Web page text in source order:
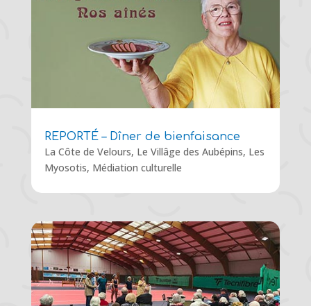
REPORTÉ – Dîner de bienfaisance
La Côte de Velours, Le Villâge des Aubépins, Les
Myosotis, Médiation culturelle